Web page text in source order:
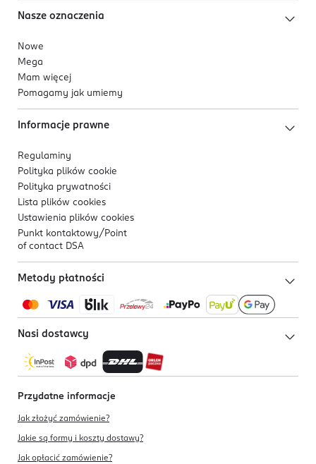
Nasze oznaczenia
Nowe
Mega
Mam więcej
Pomagamy jak umiemy
Informacje prawne
Regulaminy
Polityka plików cookie
Polityka prywatności
Lista plików cookies
Ustawienia plików cookies
Punkt kontaktowy/ Point
of contact DSA
Metody płatności
Nasi dostawcy
Przydatne informacje
Jak złożyć zamówienie?
Jakie są formy i koszty dostawy?
Jak opłacić zamówienie?